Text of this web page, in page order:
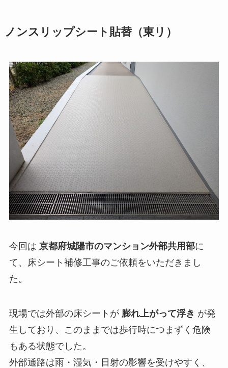
ノンスリップシート貼替（東リ）
今回は 京都府城陽市のマンション外部共用部に
て、床シート補修工事のご依頼をいただきまし
た。
現場では外部の床シートが 膨れ上がって浮き が発
生しており、このままでは歩行時につまずく危険
もある状態でした。
外部通路は雨・湿気・日射の影響を受けやすく、